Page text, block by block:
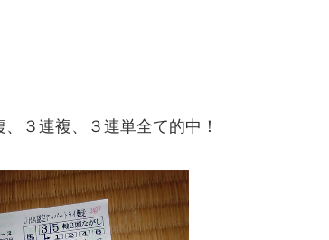
３連複、３連単全て的中！